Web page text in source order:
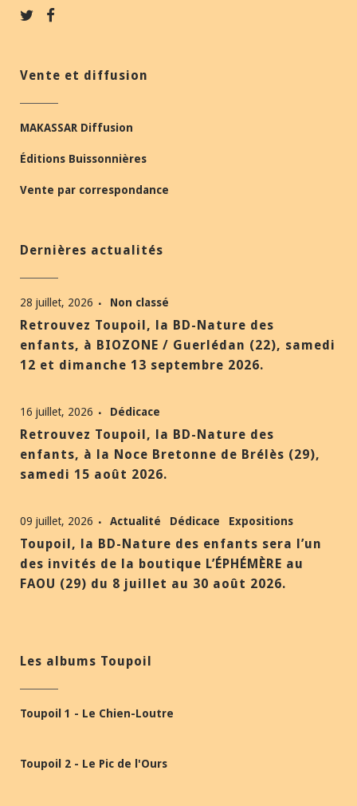
Vente et diffusion
MAKASSAR Diffusion
Éditions Buissonnières
Vente par correspondance
Dernières actualités
28 juillet, 2026 Non classé
Retrouvez Toupoil, la BD-Nature des
enfants, à BIOZONE / Guerlédan (22), samedi
12 et dimanche 13 septembre 2026.
16 juillet, 2026 Dédicace
Retrouvez Toupoil, la BD-Nature des
enfants, à la Noce Bretonne de Brélès (29),
samedi 15 août 2026.
09 juillet, 2026 Actualité Dédicace Expositions
Toupoil, la BD-Nature des enfants sera l’un
des invités de la boutique L’ÉPHÉMÈRE au
FAOU (29) du 8 juillet au 30 août 2026.
Les albums Toupoil
Toupoil 1 - Le Chien-Loutre
Toupoil 2 - Le Pic de l'Ours